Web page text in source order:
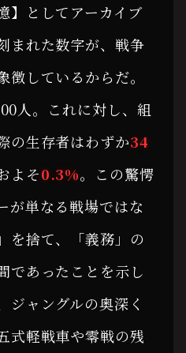
】としてアーカイブ
まれた数字が、戦争
徴しているからだ。
人。これに対し、組
の生存者はわずか34
よそ0.3%。この驚愕
が単なる戦場ではな
を捨て、「義務」の
であったことを示し
ジャングルの奥深く
式軽戦車や零戦の残